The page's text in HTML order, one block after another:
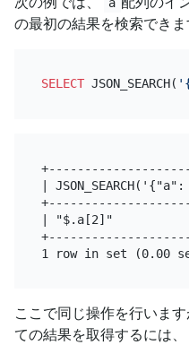
の最初の結果を検索できま
SELECT JSON_SEARCH(
|
| "$.a[2]"
ここで同じ操作を行いま
ての結果を取得するには、